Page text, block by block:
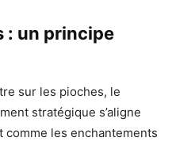
: un principe
sur les pioches, le
stratégique s’aligne
comme les enchantements